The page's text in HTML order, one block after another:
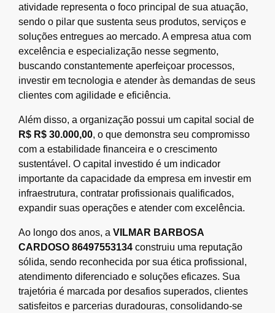
atividade representa o foco principal de sua atuação,
sendo o pilar que sustenta seus produtos, serviços e
soluções entregues ao mercado. A empresa atua com
excelência e especialização nesse segmento,
buscando constantemente aperfeiçoar processos,
investir em tecnologia e atender às demandas de seus
clientes com agilidade e eficiência.
Além disso, a organização possui um capital social de
R$ R$ 30.000,00, o que demonstra seu compromisso
com a estabilidade financeira e o crescimento
sustentável. O capital investido é um indicador
importante da capacidade da empresa em investir em
infraestrutura, contratar profissionais qualificados,
expandir suas operações e atender com excelência.
Ao longo dos anos, a VILMAR BARBOSA
CARDOSO 86497553134 construiu uma reputação
sólida, sendo reconhecida por sua ética profissional,
atendimento diferenciado e soluções eficazes. Sua
trajetória é marcada por desafios superados, clientes
satisfeitos e parcerias duradouras, consolidando-se